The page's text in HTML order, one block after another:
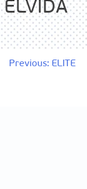
ELVIDA
Πλοήγηση
Previous: ELITE